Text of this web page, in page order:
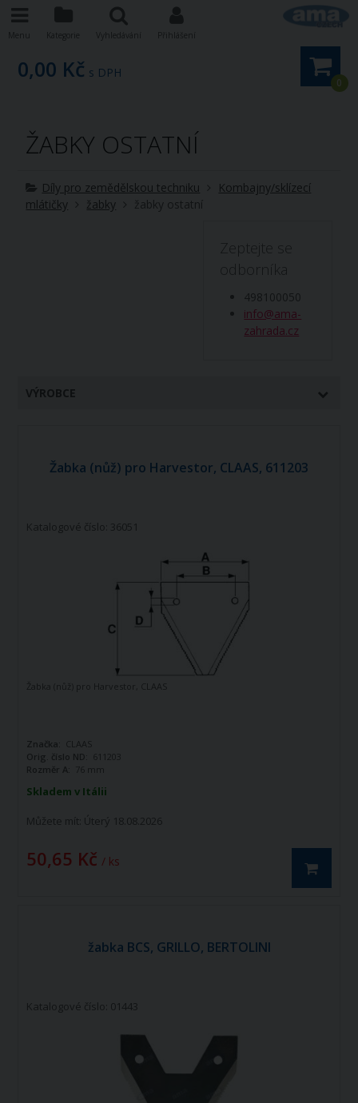
0
0,00 Kč s DPH
ŽABKY OSTATNÍ
Díly pro zemědělskou techniku
Kombajny/sklízecí
mlátičky
žabky žabky ostatní
Zeptejte se
odborníka
498100050
info@ama-
zahrada.cz
VÝROBCE
Žabka (nůž) pro Harvestor, CLAAS, 611203
Katalogové číslo: 36051
Skladem v Itálii
Můžete mít: Úterý 18.08.2026
50,65 Kč / ks
Žabka (nůž) pro Harvestor, CLAAS
Značka:
CLAAS
Orig. číslo ND: 611203
Rozměr A:
76 mm
žabka BCS, GRILLO, BERTOLINI
Katalogové číslo: 01443
Menu Kategorie Vyhledávání Přihlášení